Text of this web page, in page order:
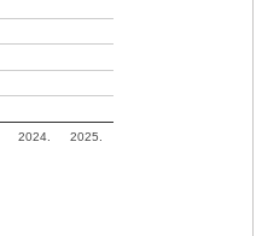
2024. 2025.